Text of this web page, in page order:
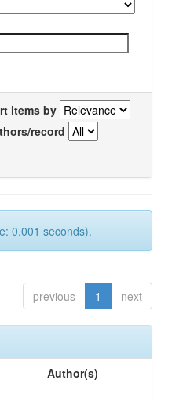
items by
record
0.001 seconds).
previous 1 next
Author(s)